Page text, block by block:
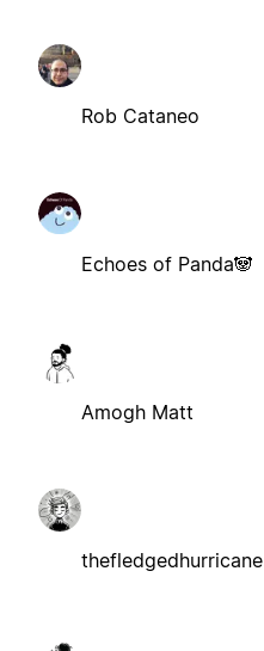
Rob Cataneo
Echoes of Panda🐼
Amogh Matt
thefledgedhurricane